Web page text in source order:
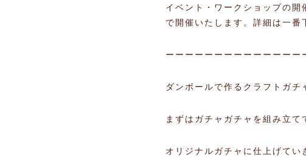
イベント・ワークショップの
で開催いたします。詳細は一番
ーーーーーーーーーーーーーー
ダンボールで作るクラフトガチ
まずはガチャガチャを組み立
オリジナルガチャに仕上げてい